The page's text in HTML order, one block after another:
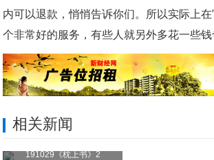
内可以退款，悄悄告诉你们。所以实际上
个非常好的服务，有些人就另外多花一些钱
相关新闻
191029《枕上书》2